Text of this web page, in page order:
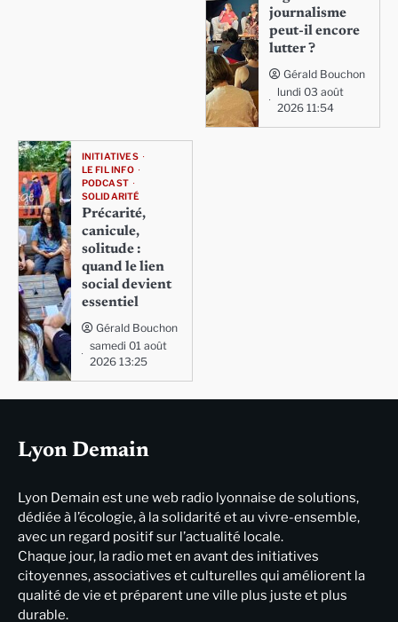
journalisme
peut-il encore
lutter ?
Gérald Bouchon
lundi 03 août
2026 11:54
INITIATIVES
LE FIL INFO
PODCAST
SOLIDARITÉ
Précarité,
canicule,
solitude :
quand le lien
social devient
essentiel
Gérald Bouchon
samedi 01 août
2026 13:25
Lyon Demain
Lyon Demain est une web radio lyonnaise de solutions,
dédiée à l’écologie, à la solidarité et au vivre-ensemble,
avec un regard positif sur l’actualité locale.
Chaque jour, la radio met en avant des initiatives
citoyennes, associatives et culturelles qui améliorent la
qualité de vie et préparent une ville plus juste et plus
durable.